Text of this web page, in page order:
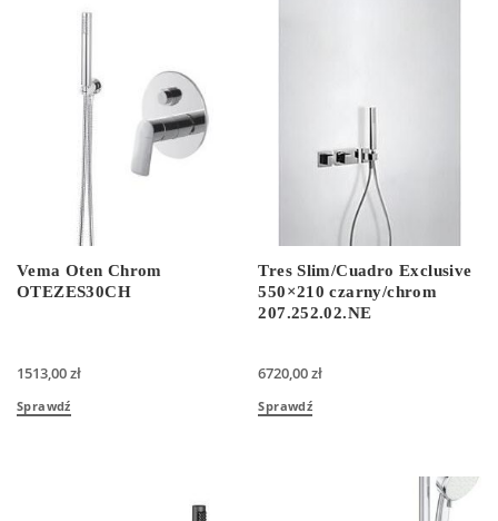
Vema Oten Chrom
OTEZES30CH
1513,00zł
Sprawdź
Tres Slim/Cuadro Exclusive
550×210 czarny/chrom
207.252.02.NE
6720,00zł
Sprawdź